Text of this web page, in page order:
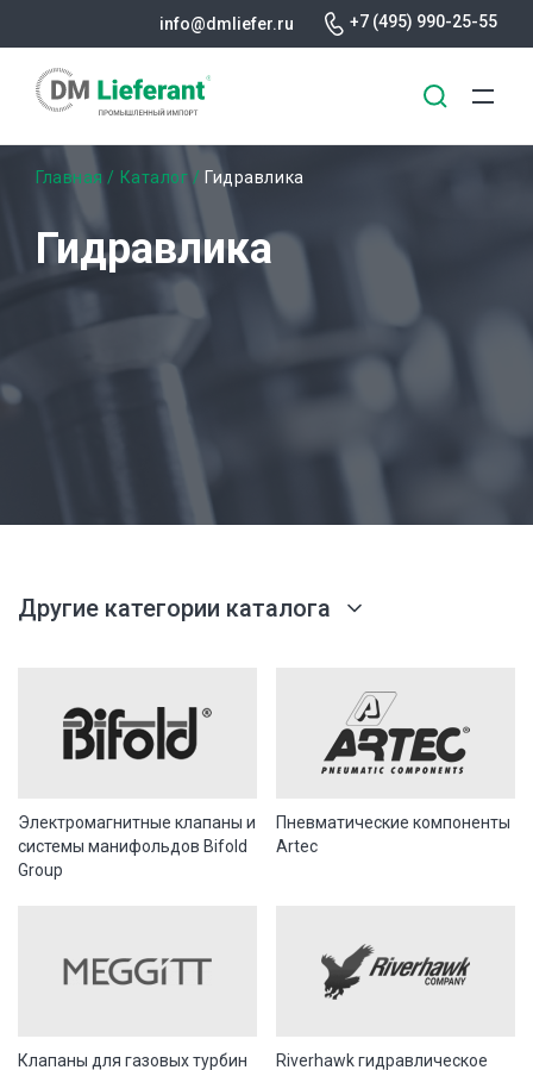
Перейти
основному
содержанию
info@dmliefer.ru +7 (495) 990-25-55
Строка
навигации
Главная Каталог Гидравлика
Гидравлика
Другие категории каталога
Электромагнитные клапаны и
системы манифольдов Bifold
Group
Пневматические компоненты
Artec
Клапаны для газовых турбин
Riverhawk гидравлическое